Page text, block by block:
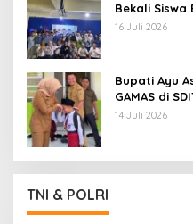
Bekali
Jurnalistik,
16 Juli 2026
Bupati Ayu
GAMAS di
14 Juli 2026
TNI & POLRI